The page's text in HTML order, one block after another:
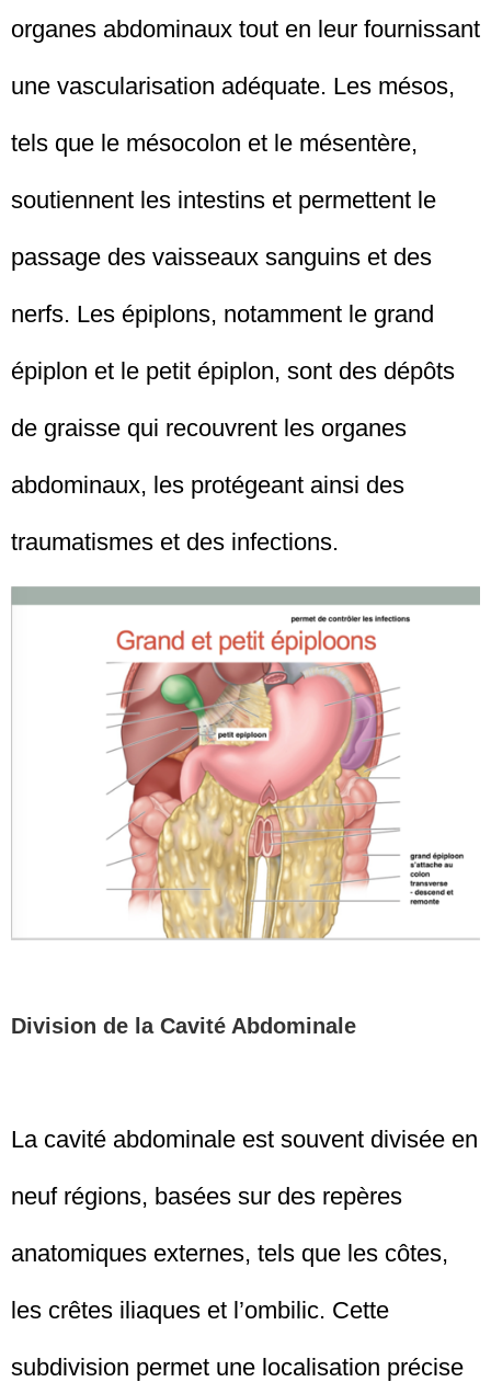
organes abdominaux tout en leur fournissant
une vascularisation adéquate. Les mésos,
tels que le mésocolon et le mésentère,
soutiennent les intestins et permettent le
passage des vaisseaux sanguins et des
nerfs. Les épiplons, notamment le grand
épiplon et le petit épiplon, sont des dépôts
de graisse qui recouvrent les organes
abdominaux, les protégeant ainsi des
traumatismes et des infections.
Division de la Cavité Abdominale
La cavité abdominale est souvent divisée en
neuf régions, basées sur des repères
anatomiques externes, tels que les côtes,
les crêtes iliaques et l’ombilic. Cette
subdivision permet une localisation précise